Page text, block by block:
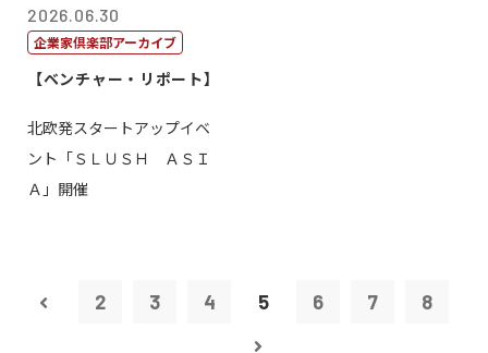
2026.06.30
企業家倶楽部アーカイブ
【ベンチャー・リポート】
北欧発スタートアップイベ
ント「ＳＬＵＳＨ ＡＳＩ
Ａ」開催
2 3 4 5 6 7 8